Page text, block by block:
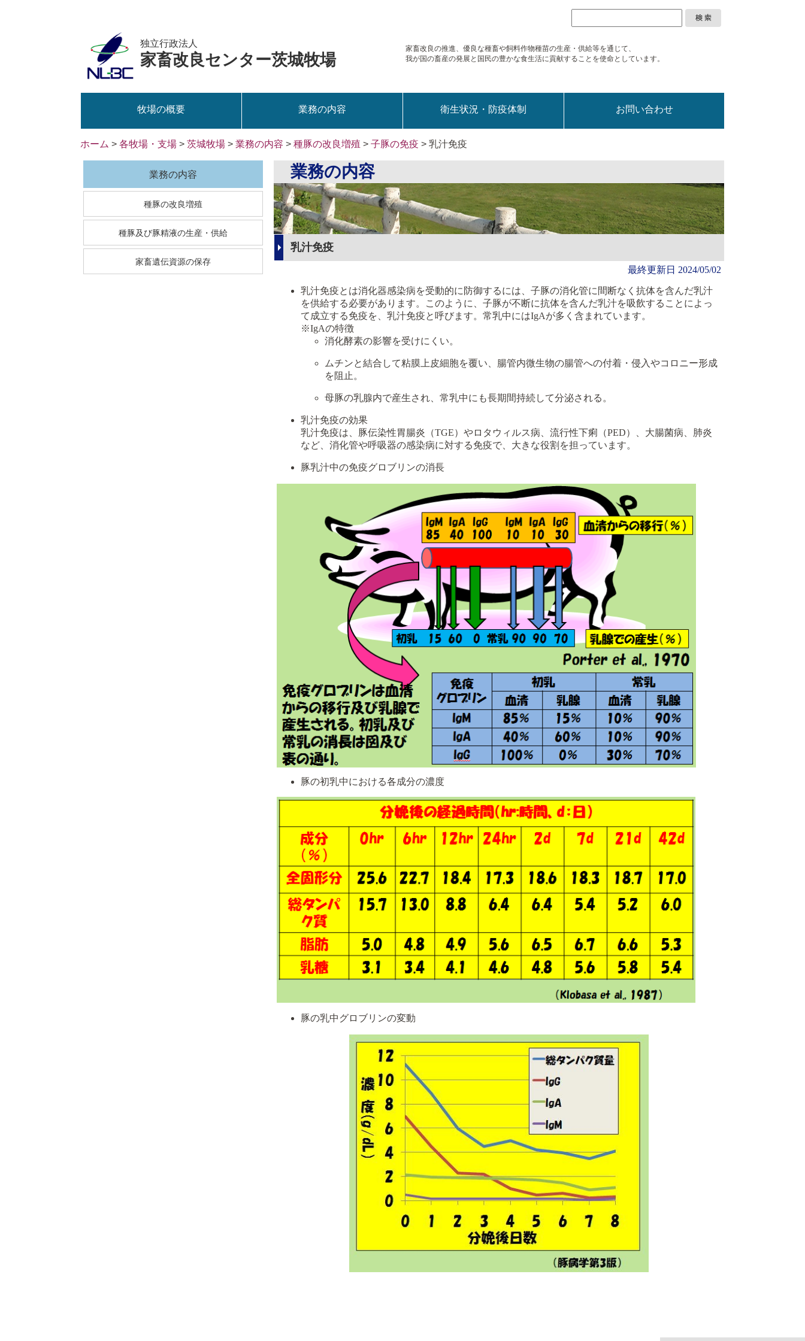
独立行政法人
家畜改良センター茨城牧場
家畜改良の推進、優良な種畜や飼料作物種苗の生産・供給等を通じて、
我が国の畜産の発展と国民の豊かな食生活に貢献することを使命としています。
牧場の概要 業務の内容 衛生状況・防疫体制 お問い合わせ
ホーム >各牧場・支場 >茨城牧場 >業務の内容 >種豚の改良増殖 >子豚の免疫 > 乳汁免疫
業務の内容
種豚の改良増殖
種豚及び豚精液の生産・供給
家畜遺伝資源の保存
業務の内容
乳汁免疫
最終更新日 2024/05/02
乳汁免疫とは消化器感染病を受動的に防御するには、子豚の消化管に間断なく抗体を含んだ乳汁
を供給する必要があります。このように、子豚が不断に抗体を含んだ乳汁を吸飲することによっ
て成立する免疫を、乳汁免疫と呼びます。常乳中にはIgAが多く含まれています。
※IgAの特徴
消化酵素の影響を受けにくい。
ムチンと結合して粘膜上皮細胞を覆い、腸管内微生物の腸管への付着・侵入やコロニー形成
を阻止。
母豚の乳腺内で産生され、常乳中にも長期間持続して分泌される。
乳汁免疫の効果
乳汁免疫は、豚伝染性胃腸炎（TGE）やロタウィルス病、流行性下痢（PED）、大腸菌病、肺炎
など、消化管や呼吸器の感染病に対する免疫で、大きな役割を担っています。
豚乳汁中の免疫グロブリンの消長
豚の初乳中における各成分の濃度
豚の乳中グロブリンの変動